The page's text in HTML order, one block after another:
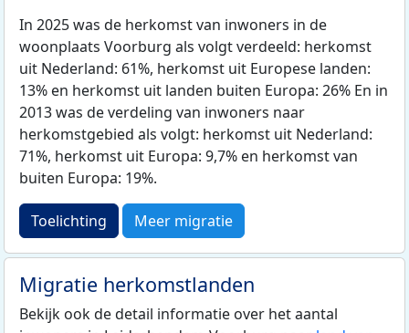
In 2025 was de herkomst van inwoners in de
woonplaats Voorburg als volgt verdeeld: herkomst
uit Nederland: 61%, herkomst uit Europese landen:
13% en herkomst uit landen buiten Europa: 26% En in
2013 was de verdeling van inwoners naar
herkomstgebied als volgt: herkomst uit Nederland:
71%, herkomst uit Europa: 9,7% en herkomst van
buiten Europa: 19%.
Toelichting Meer migratie
Migratie herkomstlanden
Bekijk ook de detail informatie over het aantal